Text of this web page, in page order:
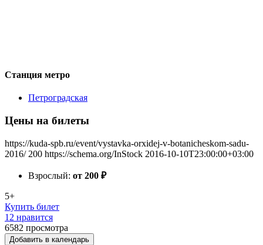
Станция метро
Петроградская
Цены на билеты
https://kuda-spb.ru/event/vystavka-orxidej-v-botanicheskom-sadu-
2016/ 200 https://schema.org/InStock 2016-10-10T23:00:00+03:00
Взрослый: от 200 ₽
5+
Купить билет
12 нравится
6582 просмотра
Добавить в календарь